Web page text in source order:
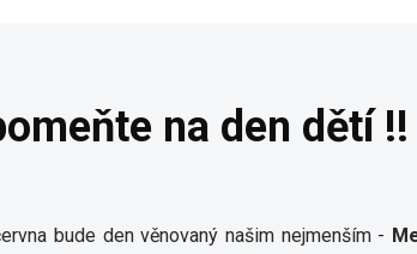
na den dětí !!
bude den věnovaný našim nejmenším -